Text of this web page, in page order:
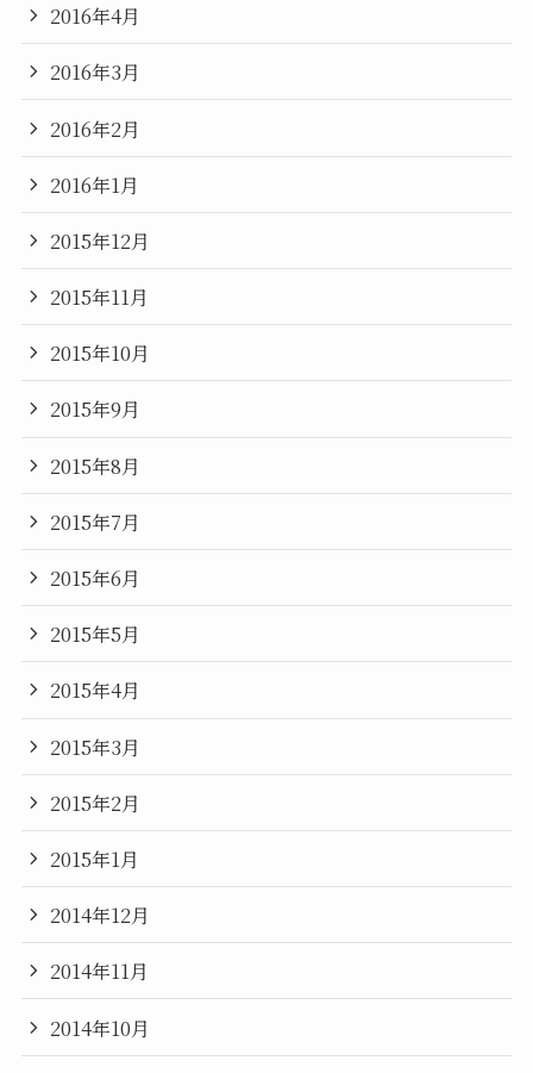
2016年4月
2016年3月
2016年2月
2016年1月
2015年12月
2015年11月
2015年10月
2015年9月
2015年8月
2015年7月
2015年6月
2015年5月
2015年4月
2015年3月
2015年2月
2015年1月
2014年12月
2014年11月
2014年10月